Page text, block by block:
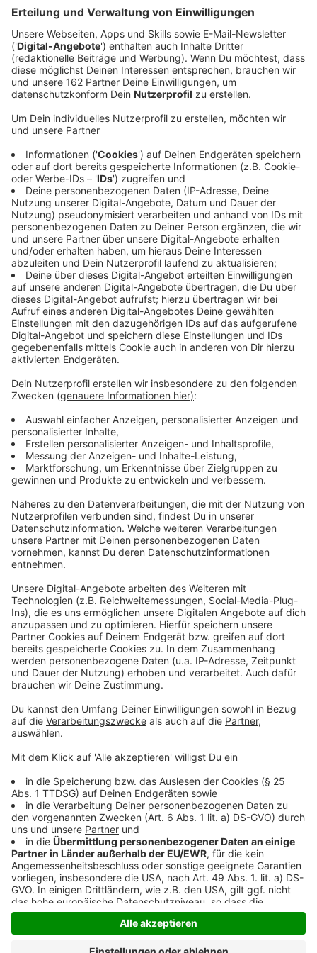
Anzeige
Anzeige
Pop-Ikone P!NK hat ihr neues Album "All I Know So
Far: Setlist" inkl. Live-Aufnahmen von P!NKs gelobter
"Beautiful Trauma World Tour 2019" veröffentlicht.
Die Platte enthält zudem ihre Hit-Single "Cover Me In
Sunshine" zusammen mit Tochter Willow als auch ihre
neue Single "All I Know So Far".
In den letzten Wochen glänzte P!NK in den USA auf
dem Cover des People Magazine und war Gast in
Shows wie "Ellen", "The Tonight Show mit Jimmy
Fallon". Sie erhielt außerdem den prestigeträchtigen
Icon Award bei den "2021 Billboard Music Awards".
In ihrer Karriere veröffentlichte P!NK seit ihrem Debüt
im Jahre 2000 acht Studioalben und ein Greatest Hits
Album, die sich weltweit mehr als 60 Millionen Mal
verkauften. Sie gehört zu den größten Künstlern des
Jahrtausends.
Wir benötigen Ihre
Zustimmung, um den YouTube
Video-Service zu laden!
Wir verwenden einen Service eines
Drittanbieters, um Videoinhalte
einzubetten. Dieser Service kann
Daten zu Ihren Aktivitäten
Details durch und stimmen Sie der
Nutzung des Service zu, um dieses
Video anzusehen.
Mehr Informationen
Akzeptieren
powered byUsercentrics Consent
Management Platform
P!NK - All I Know So Far
Anzeige
Anzeige
Anzeige